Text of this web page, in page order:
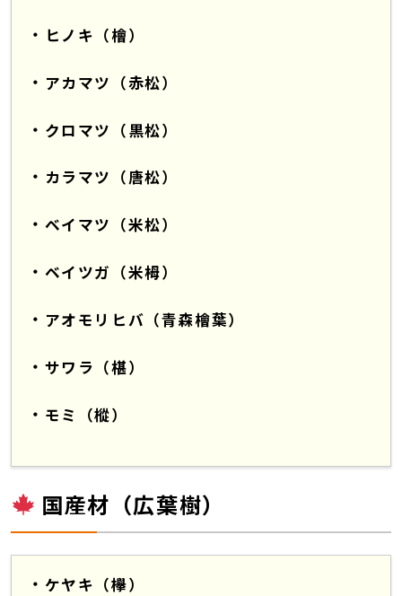
ヒノキ（檜）
アカマツ（赤松）
クロマツ（黒松）
カラマツ（唐松）
ベイマツ（米松）
ベイツガ（米栂）
アオモリヒバ（青森檜葉）
サワラ（椹）
モミ（樅）
国産材（広葉樹）
ケヤキ（欅）